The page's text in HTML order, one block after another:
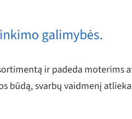
galimybės.
ir padeda moterims
būdą, svarbų vaidmenį